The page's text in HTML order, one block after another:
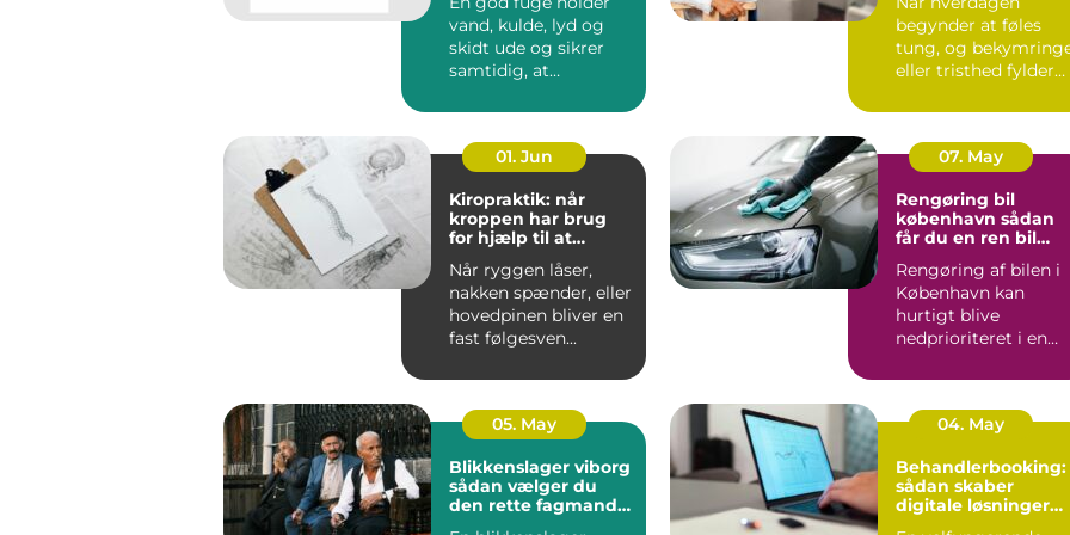
vand, kulde, lyd og
skidt ude og sikrer
samtidig, at
bevæge sig ud...
begynder at føles
tung, og
eller tristhed fylder
kan en p...
01. Jun
Kiropraktik: når
kroppen har brug
for hjælp til at
Når ryggen låser,
nakken spænder, eller
hovedpinen bliver en
fast følgesven...
07. May
Rengøring bil
københavn sådan
får du en ren bil
Rengøring af bilen i
København kan
hurtigt blive
nedprioriteret i en
arbejde, børn...
05. May
Blikkenslager viborg
sådan vælger du
den rette fagmand
04. May
Behandlerbooking:
sådan skaber
digitale løsninger